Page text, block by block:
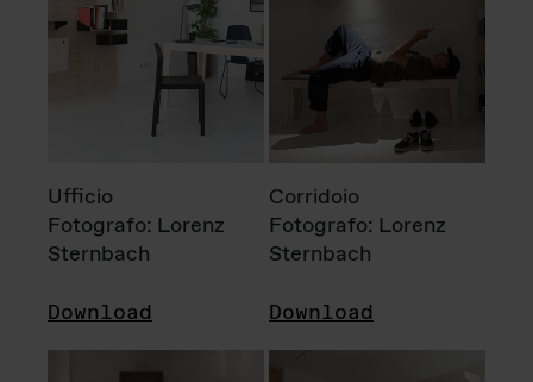
Ufficio
Fotografo: Lorenz
Sternbach
Download
Corridoio
Fotografo: Lorenz
Sternbach
Download